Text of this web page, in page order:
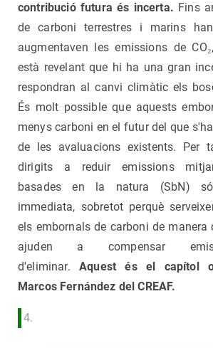
contribució futura és incerta. Fins
de carboni terrestres i marins
augmentaven les emissions de
està revelant que hi ha una gran
respondran al canvi climàtic els
És molt possible que aquests
menys carboni en el futur del que
de les avaluacions existents. Per
dirigits a reduir emissions
basades en la natura (SbN)
immediata, sobretot perquè
els embornals de carboni de manera
ajuden a compensar
d'eliminar.Aquest és el capítol
Marcos Fernández del CREAF.